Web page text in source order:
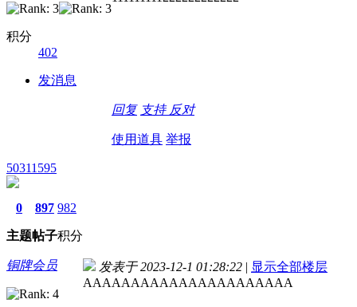
积分
402
发消息
回复 支持 反对
使用道具 举报
50311595
0
主题
897
帖子
982
积分
铜牌会员 发表于 2023-12-1 01:28:22 | 显示全部楼层
AAAAAAAAAAAAAAAAAAAAAA